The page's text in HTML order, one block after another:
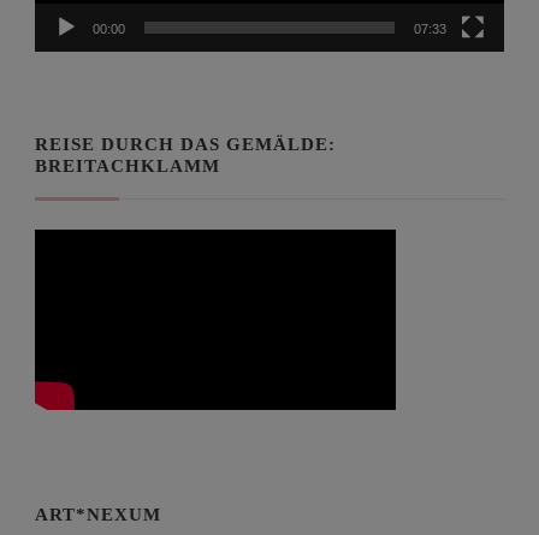
00:00 07:33
REISE DURCH DAS GEMÄLDE:
BREITACHKLAMM
ART*NEXUM